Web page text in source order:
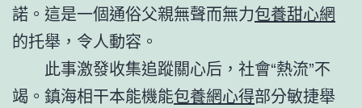
諾。這是一個通俗父親無聲而無力包養甜心網
的托舉，令人動容。
此事激發收集追蹤關心后，社會“熱流”不
竭。鎮海相干本能機能包養網心得部分敏捷舉